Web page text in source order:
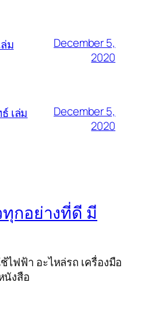
ล่ม
December 5,
2020
เล่ม
December 5,
2020
ทุกอย่างที่ดี มี
ไฟฟ้า อะไหล่รถ เครื่องมือ
นังสือ